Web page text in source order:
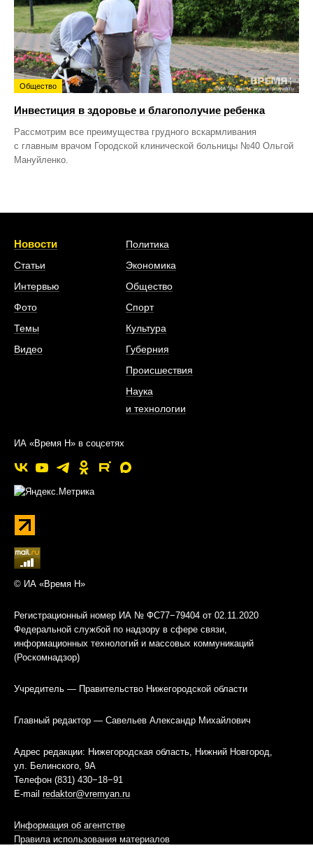
Общество
Инвестиция в здоровье и благополучие ребенка
Рассмотрим все преимущества грудного вскармливания
с главным врачом Городской клинической больницы №40 Ольгой
Мануйленко.
Новости
Статьи
Интервью
Фото
Темы
Видео
Политика
Экономика
Общество
Спорт
Культура
Губерния
Происшествия
Наука
и технологии
ИА «Время Н» в соцсетях
© ИА «Время Н»
Регистрационный номер ИА № ФС77−79404 от 02.11.2020
Федеральной службой по надзору в сфере связи,
информационных технологий и массовых коммуникаций
(Роскомнадзор)
Учредитель — Правительство Нижегородской области
Главный редактор — Савельев Александр Михайлович
Адрес редакции: Нижегородская область, Нижний Новгород,
ул. Белинского, 9А
Телефон (831) 430−18−91
E-mail redaktor@vremyan.ru
Информация об агентстве
Правила использования материалов